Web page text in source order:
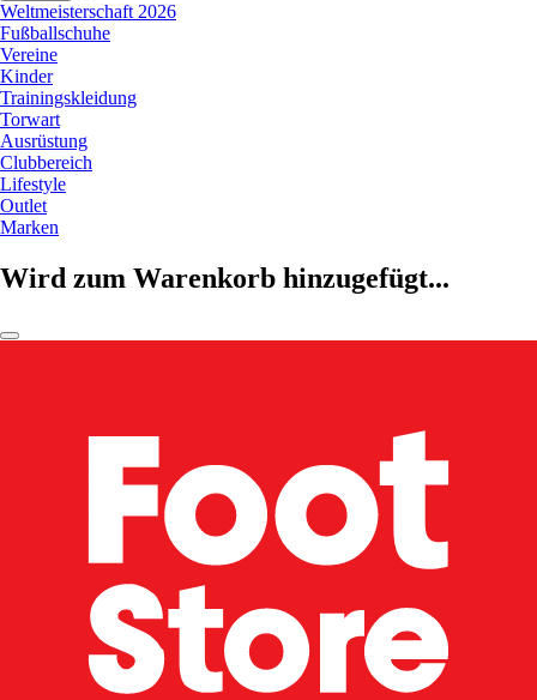
Weltmeisterschaft 2026
Fußballschuhe
Vereine
Kinder
Trainingskleidung
Torwart
Ausrüstung
Clubbereich
Lifestyle
Outlet
Marken
Wird zum Warenkorb hinzugefügt...